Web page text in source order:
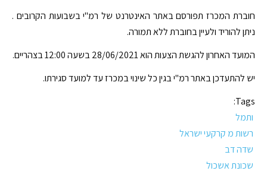
חוברת המכרז תפורסם באתר האינטרנט של רמ"י בשבועות הקרובים .
ניתן להוריד ולעיין בחוברת ללא תמורה.
המועד האחרון להגשת הצעות הוא 28/06/2021 בשעה 12:00 בצהריים.
יש להתעדכן באתר רמ"י בגין כל שינוי במכרז עד למועד סגירתו.
Tags:
ותמל
רשות מ קרקעי ישראל
שדה דב
שכונת אשכול